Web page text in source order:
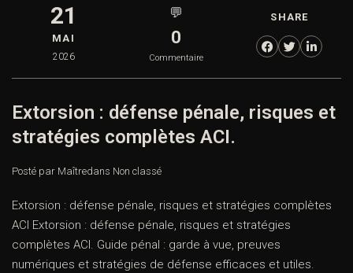
21
MAI
2026
💬
0
Commentaire
SHARE
Extorsion : défense pénale, risques et
stratégies complètes ACI.
Posté par Maîtredans Non classé
Extorsion : défense pénale, risques et stratégies complètes
ACI Extorsion : défense pénale, risques et stratégies
complètes ACI. Guide pénal : garde à vue, preuves
numériques et stratégies de défense efficaces et utiles.